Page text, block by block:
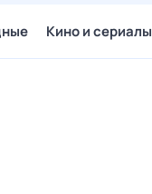
Кино и сериалы